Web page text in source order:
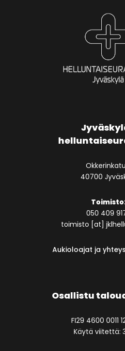
40700
050 409
toimisto [at]
Aukioloajat ja
Osallistu
FI29 4600 0011
Käytä viitettä: